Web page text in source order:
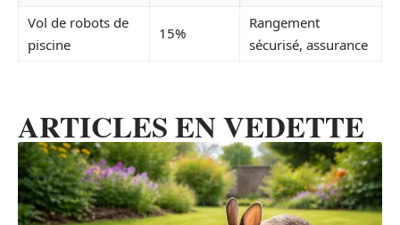
Vol de robots de
piscine
15%
Rangement
sécurisé, assurance
ARTICLES EN VEDETTE